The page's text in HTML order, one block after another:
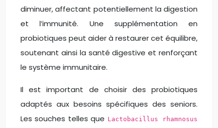
diminuer, affectant potentiellement la digestion
et l’immunité. Une supplémentation en
probiotiques peut aider à restaurer cet équilibre,
soutenant ainsi la santé digestive et renforçant
le système immunitaire.
Il est important de choisir des probiotiques
adaptés aux besoins spécifiques des seniors.
Les souches telles que Lactobacillus rhamnosus